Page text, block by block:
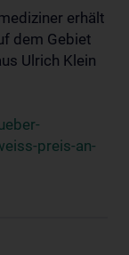
erhält
dem Gebiet
Ulrich Klein
preis-an-